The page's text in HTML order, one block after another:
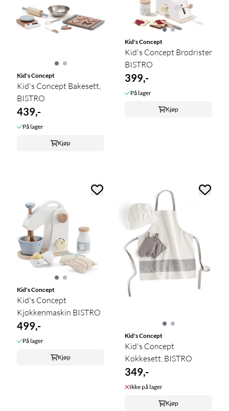
Kid's Concept
Kid's Concept Bakesett,
BISTRO
439,-
På lager
Kjøp
Kid's Concept
Kid's Concept Brødrister
BISTRO
399,-
På lager
Kjøp
Kid's Concept
Kid's Concept
Kjøkkenmaskin BISTRO
499,-
På lager
Kjøp
Kid's Concept
Kid's Concept
Kokkesett, BISTRO
349,-
Ikke på lager
Kjøp